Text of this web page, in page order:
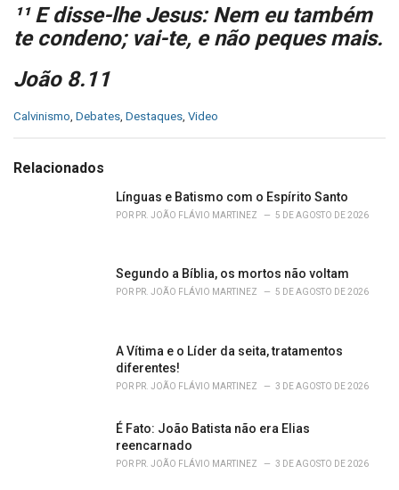
¹¹ E disse-lhe Jesus: Nem eu também
te condeno; vai-te, e não peques mais.
João 8.11
C
e
Calvinismo, Debates, Destaques, Video
Relacionados
Línguas e Batismo com o Espírito Santo
POR PR. JOÃO FLÁVIO MARTINEZ 5 DE AGOSTO DE 2026
Segundo a Bíblia, os mortos não voltam
POR PR. JOÃO FLÁVIO MARTINEZ 5 DE AGOSTO DE 2026
A Vítima e o Líder da seita, tratamentos
diferentes!
POR PR. JOÃO FLÁVIO MARTINEZ 3 DE AGOSTO DE 2026
É Fato: João Batista não era Elias
reencarnado
POR PR. JOÃO FLÁVIO MARTINEZ 3 DE AGOSTO DE 2026